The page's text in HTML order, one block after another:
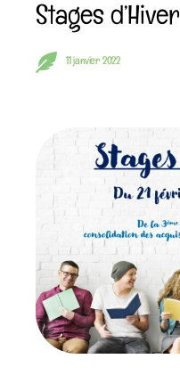
Stages d’Hiver
11 janvier 2022